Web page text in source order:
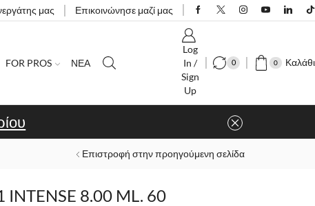
μας Επικοινώνησε μαζί μας
FOR PROS ΝΕΑ
Log
In /
Sign
Up
0 0 Καλάθι
Επιστροφή στην προηγούμενη σελίδα
INTENSE 8.00 ML. 60